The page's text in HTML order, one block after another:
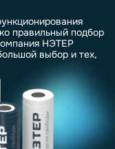
правильный подбор
НЭТЕР
выбор и тех,